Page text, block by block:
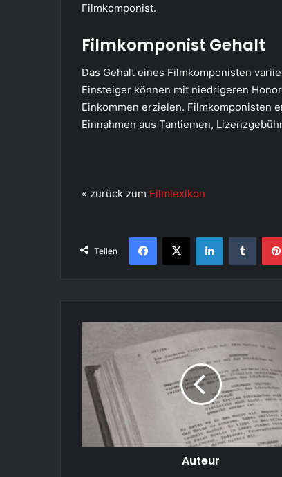
Filmkomponist.
Filmkomponist Gehalt
Das Gehalt eines Filmkomponisten
Einsteiger können mit niedrigeren
Einkommen erzielen. Filmkomponisten
Einnahmen aus Tantiemen,
« zurück zum Filmlexikon
Teilen
Facebook
X LinkedIn
Auteur